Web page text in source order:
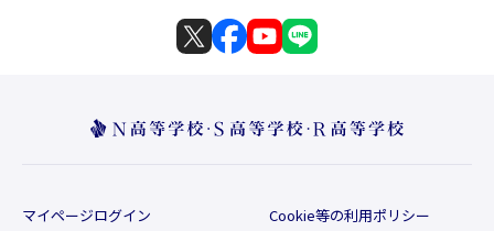
マイページログイン Cookie等の利用ポリシー